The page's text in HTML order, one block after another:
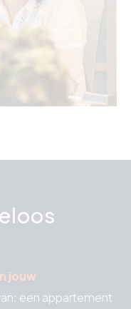
jouw
een appartement